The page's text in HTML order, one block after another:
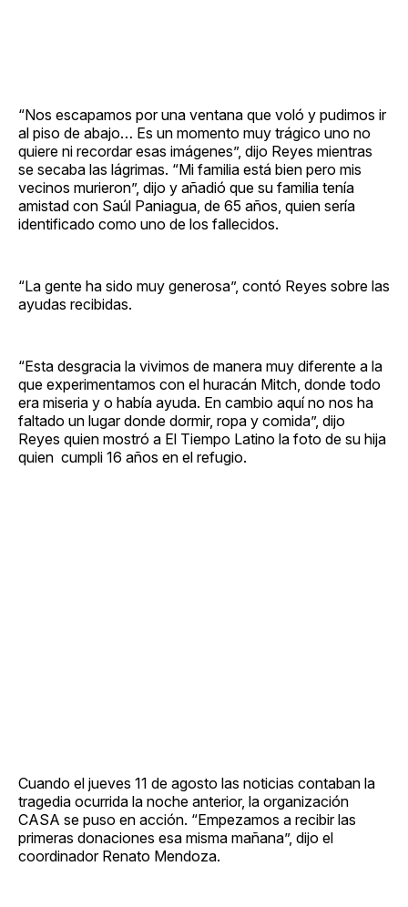
“Nos escapamos por una ventana que voló y pudimos ir
al piso de abajo… Es un momento muy trágico uno no
quiere ni recordar esas imágenes”, dijo Reyes mientras
se secaba las lágrimas. “Mi familia está bien pero mis
vecinos murieron”, dijo y añadió que su familia tenía
amistad con Saúl Paniagua, de 65 años, quien sería
identificado como uno de los fallecidos.
“La gente ha sido muy generosa”, contó Reyes sobre las
ayudas recibidas.
“Esta desgracia la vivimos de manera muy diferente a la
que experimentamos con el huracán Mitch, donde todo
era miseria y o había ayuda. En cambio aquí no nos ha
faltado un lugar donde dormir, ropa y comida”, dijo
Reyes quien mostró a El Tiempo Latino la foto de su hija
quien cumpli 16 años en el refugio.
Cuando el jueves 11 de agosto las noticias contaban la
tragedia ocurrida la noche anterior, la organización
CASA se puso en acción. “Empezamos a recibir las
primeras donaciones esa misma mañana”, dijo el
coordinador Renato Mendoza.